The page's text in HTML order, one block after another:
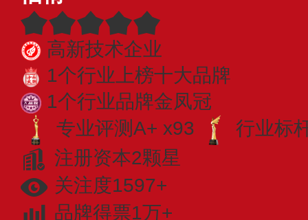
高新技术企业
1个行业上榜十大品牌
1个行业品牌金凤冠
专业评测A+ x93
行业标
注册资本2颗星
关注度1597+
品牌得票1万+